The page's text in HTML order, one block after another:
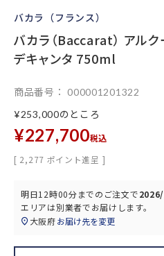
バカラ（フランス）
バカラ（Baccarat） アル
デキャンタ 750ml
商品番号
000001201322
¥253,000のところ
¥227,700税込
[ 2,277 ポイント進呈 ]
明日12時00分までのご注文で2026/
エリアは別業者でお届けします。
大阪府お届け先を変更